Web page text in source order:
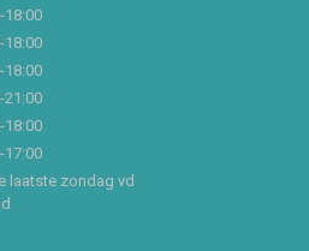
18:00
18:00
18:00
21:00
18:00
17:00
laatste zondag vd